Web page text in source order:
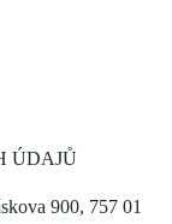
ÚDAJŮ
900, 757 01